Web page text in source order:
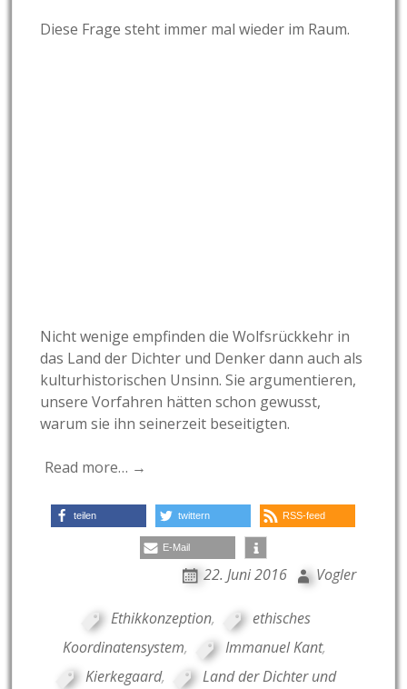
Diese Frage steht immer mal wieder im Raum.
Nicht wenige empfinden die Wolfsrückkehr in
das Land der Dichter und Denker dann auch als
kulturhistorischen Unsinn. Sie argumentieren,
unsere Vorfahren hätten schon gewusst,
warum sie ihn seinerzeit beseitigten.
Read more… →
teilen twittern RSS-feed
E-Mail
22. Juni 2016 Vogler
Ethikkonzeption,
ethisches
Koordinatensystem, Immanuel Kant,
Kierkegaard,
Land der Dichter und